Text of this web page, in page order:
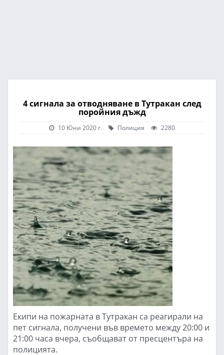
4 сигнала за отводняване в Тутракан след
поройния дъжд
10 Юни 2020 г. Полиция 2280
Екипи на пожарната в Тутракан са реагирали на
пет сигнала, получени във времето между 20:00 и
21:00 часа вчера, съобщават от пресцентъра на
полицията.